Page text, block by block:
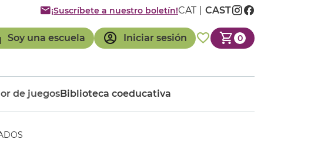
Soy una escuela Iniciar sesión 0
¡Suscríbete a nuestro boletín!CAT CAST
de juegosBiblioteca coeducativa